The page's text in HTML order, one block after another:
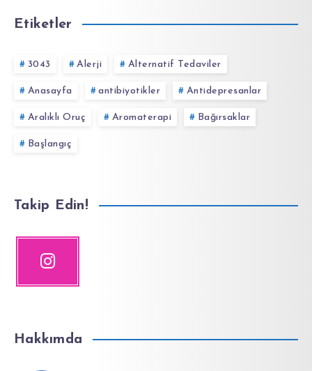
Etiketler
3043 Alerji Alternatif Tedaviler
Anasayfa antibiyotikler Antidepresanlar
Aralıklı Oruç Aromaterapi Bağırsaklar
Başlangıç
Takip Edin!
Hakkımda